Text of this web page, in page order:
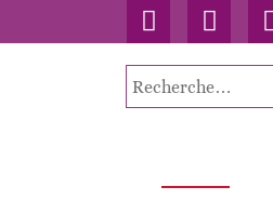
Accueil Contact
Recherche
pour